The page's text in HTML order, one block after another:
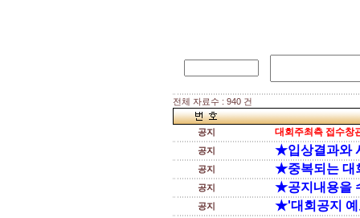
전체 자료수 : 940 건
공지 대회주최측 접수창
공지 ★입상결과와
공지 ★중복되는 대
공지 ★공지내용을
공지 ★'대회공지 예